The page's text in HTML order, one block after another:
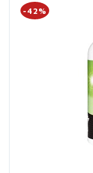
-42%